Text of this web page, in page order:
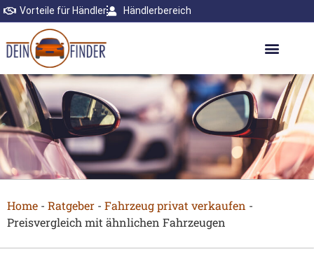
Vorteile für Händler Händlerbereich
Home - Ratgeber - Fahrzeug privat verkaufen -
Preisvergleich mit ähnlichen Fahrzeugen